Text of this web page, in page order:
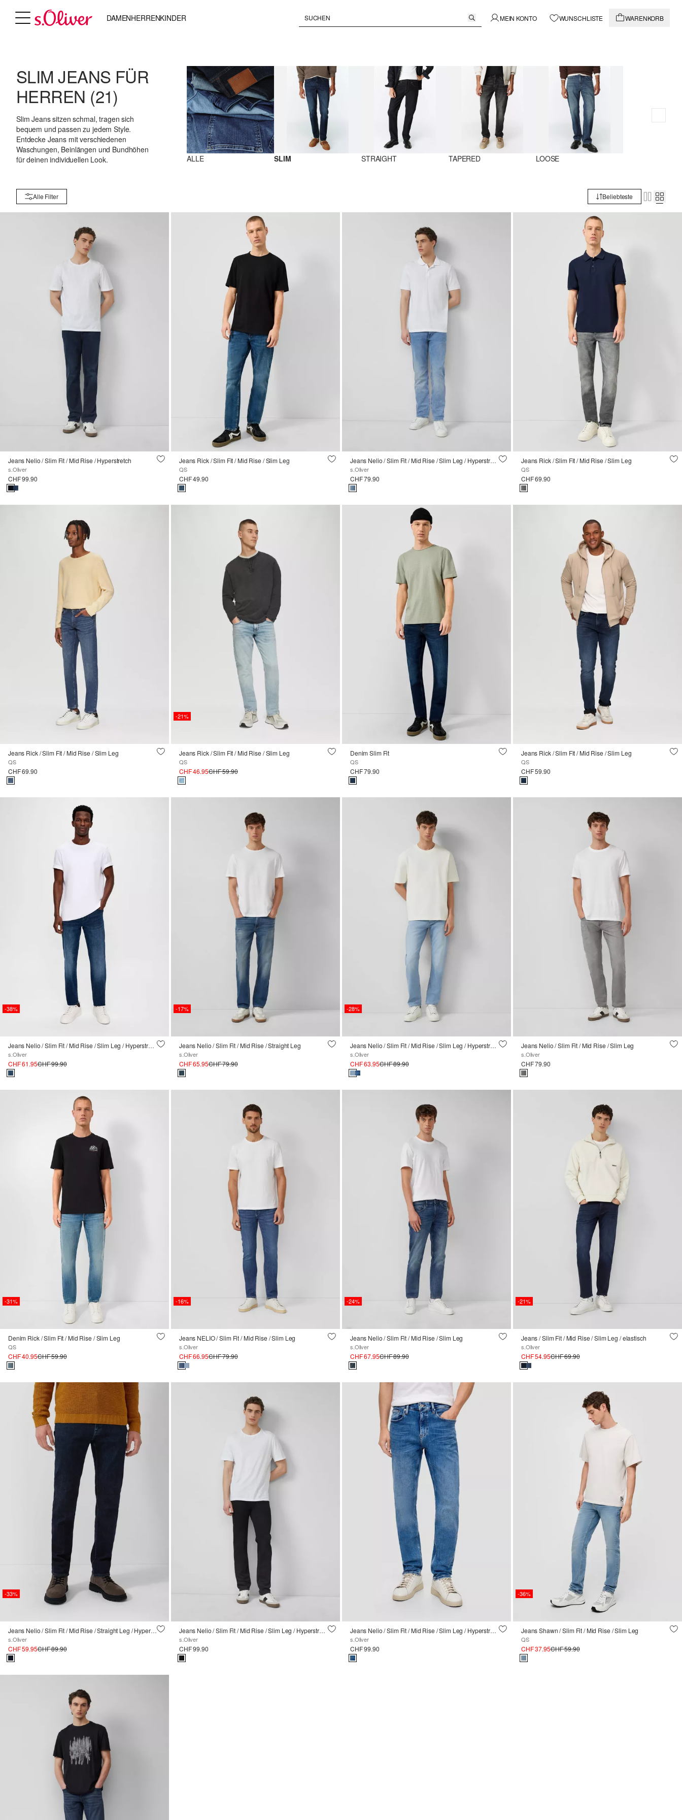
DAMENHERRENKINDER MEIN KONTO WUNSCHLISTE WARENKORB
SLIM JEANS FÜR
HERREN (21)
Slim Jeans sitzen schmal, tragen sich
bequem und passen zu jedem Style.
Entdecke Jeans mit verschiedenen
Waschungen, Beinlängen und Bundhöhen
für deinen individuellen Look.
ALLE SLIM STRAIGHT TAPERED LOOSE
Alle Filter Beliebteste
Jeans Nelio / Slim Fit / Mid Rise / Hyperstretch
s.Oliver
CHF 99.90
Jeans Rick / Slim Fit / Mid Rise / Slim Leg
QS
CHF 49.90
Jeans Nelio / Slim Fit / Mid Rise / Slim Leg / Hyperstretch
s.Oliver
CHF 79.90
Jeans Rick / Slim Fit / Mid Rise / Slim Leg
QS
CHF 69.90
Jeans Rick / Slim Fit / Mid Rise / Slim Leg
QS
CHF 69.90
-21%
Jeans Rick / Slim Fit / Mid Rise / Slim Leg
QS
CHF 46.95CHF 59.90
Denim Slim Fit
QS
CHF 79.90
Jeans Rick / Slim Fit / Mid Rise / Slim Leg
QS
CHF 59.90
-38%
Jeans Nelio / Slim Fit / Mid Rise / Slim Leg / Hyperstretch
s.Oliver
CHF 61.95CHF 99.90
-17%
Jeans Nelio / Slim Fit / Mid Rise / Straight Leg
s.Oliver
CHF 65.95CHF 79.90
-28%
Jeans Nelio / Slim Fit / Mid Rise / Slim Leg / Hyperstretch
s.Oliver
CHF 63.95CHF 89.90
Jeans Nelio / Slim Fit / Mid Rise / Slim Leg
s.Oliver
CHF 79.90
-31%
Denim Rick / Slim Fit / Mid Rise / Slim Leg
QS
CHF 40.95CHF 59.90
-16%
Jeans NELIO / Slim Fit / Mid Rise / Slim Leg
s.Oliver
CHF 66.95CHF 79.90
-24%
Jeans Nelio / Slim Fit / Mid Rise / Slim Leg
s.Oliver
CHF 67.95CHF 89.90
-21%
Jeans / Slim Fit / Mid Rise / Slim Leg / elastisch
s.Oliver
CHF 54.95CHF 69.90
-33%
Jeans Nelio / Slim Fit / Mid Rise / Straight Leg / Hyperstretch
s.Oliver
CHF 59.95CHF 89.90
Jeans Nelio / Slim Fit / Mid Rise / Slim Leg / Hyperstretch
s.Oliver
CHF 99.90
Jeans Nelio / Slim Fit / Mid Rise / Slim Leg / Hyperstretch
s.Oliver
CHF 99.90
-36%
Jeans Shawn / Slim Fit / Mid Rise / Slim Leg
QS
CHF 37.95CHF 59.90